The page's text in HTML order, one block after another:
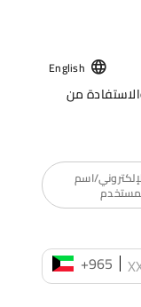
English
من
اسم
+965